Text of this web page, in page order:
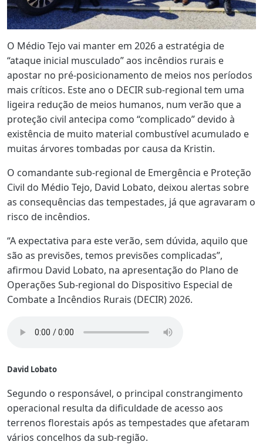
O Médio Tejo vai manter em 2026 a estratégia de
“ataque inicial musculado” aos incêndios rurais e
apostar no pré-posicionamento de meios nos períodos
mais críticos. Este ano o DECIR sub-regional tem uma
ligeira redução de meios humanos, num verão que a
proteção civil antecipa como “complicado” devido à
existência de muito material combustível acumulado e
muitas árvores tombadas por causa da Kristin.
O comandante sub-regional de Emergência e Proteção
Civil do Médio Tejo, David Lobato, deixou alertas sobre
as consequências das tempestades, já que agravaram o
risco de incêndios.
“A expectativa para este verão, sem dúvida, aquilo que
são as previsões, temos previsões complicadas”,
afirmou David Lobato, na apresentação do Plano de
Operações Sub-regional do Dispositivo Especial de
Combate a Incêndios Rurais (DECIR) 2026.
David Lobato
Segundo o responsável, o principal constrangimento
operacional resulta da dificuldade de acesso aos
terrenos florestais após as tempestades que afetaram
vários concelhos da sub-região.